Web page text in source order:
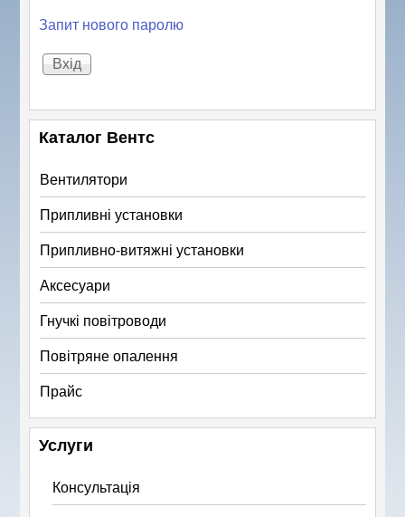
Запит нового паролю
Каталог Вентс
Вентилятори
Припливні установки
Припливно-витяжні установки
Аксесуари
Гнучкі повітроводи
Повітряне опалення
Прайс
Услуги
Консультація